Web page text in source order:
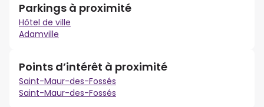
Parkings à proximité
Hôtel de ville
Adamville
Points d’intérêt à proximité
Saint-Maur-des-Fossés
Saint-Maur-des-Fossés